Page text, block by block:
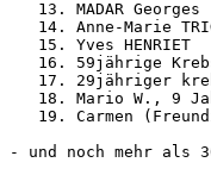
   13. MADAR Georges
14. Anne-Marie
   15. Yves HENRIET
16. 59jährige
17. 29jähriger
18. Mario W., 9
19. Carmen
- und noch mehr als